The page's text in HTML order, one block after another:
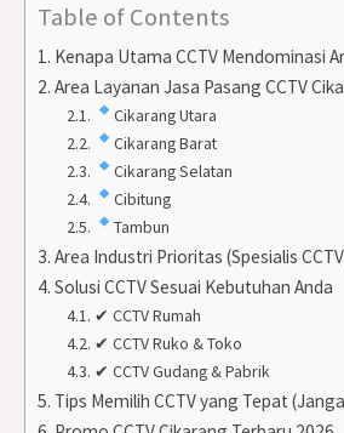
Table of Contents
Kenapa Utama CCTV Mendominasi
Area Layanan Jasa Pasang CCTV
Cikarang Utara
Cikarang Barat
Cikarang Selatan
Cibitung
Tambun
Area Industri Prioritas (Spesialis
Solusi CCTV Sesuai Kebutuhan Anda
✔ CCTV Rumah
✔ CCTV Ruko & Toko
✔ CCTV Gudang & Pabrik
Tips Memilih CCTV yang Tepat